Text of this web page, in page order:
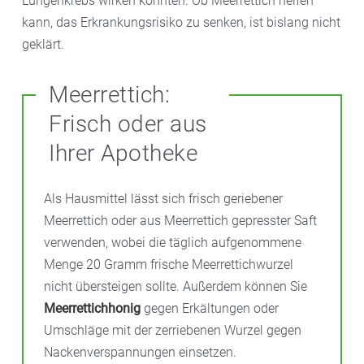
reizen können.
kann, das Erkrankungsrisiko zu senken, ist bislang nicht
geklärt.
Meerrettich:
Frisch oder aus
Ihrer Apotheke
Als Hausmittel lässt sich frisch geriebener
Meerrettich oder aus Meerrettich gepresster Saft
verwenden, wobei die täglich aufgenommene
Menge 20 Gramm frische Meerrettichwurzel
nicht übersteigen sollte. Außerdem können Sie
Meerrettichhonig gegen Erkältungen oder
Umschläge mit der zerriebenen Wurzel gegen
Nackenverspannungen einsetzen.